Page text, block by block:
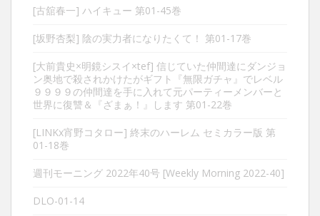
[古舘春一] ハイキュー 第01-45巻
[坂野杏梨] 陰の実力者になりたくて！ 第01-17巻
[大前貴史×明鏡シスイ×tef] 信じていた仲間達にダンジョ
ン奥地で殺されかけたがギフト『無限ガチャ』でレベル
９９９９の仲間達を手に入れて元パーティーメンバーと
世界に復讐＆『ざまぁ！』します 第01-22巻
[LINKx宵野コタロー] 終末のハーレム セミカラー版 第
01-18巻
週刊モーニング 2022年40号 [Weekly Morning 2022-40]
DLO-01-14